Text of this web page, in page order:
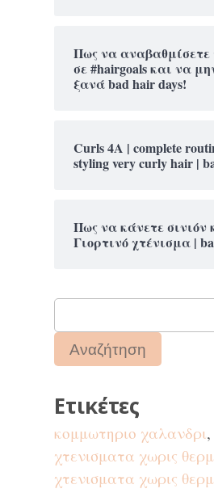
Πως να
σε #hairgoals και να
ξανά bad hair days!
Curls 4A | complete
styling very curly hair |
Πως να κάνετε σινιόν
Γιορτινό χτένισμα |
Ετικέτες
κομμωτηριο χαλανδρι,
χτενισματα χωρις
χτενισματα χωρις